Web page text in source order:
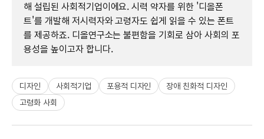
해 설립된 사회적기업이에요. 시력 약자를 위한 '디올폰
트'를 개발해 저시력자와 고령자도 쉽게 읽을 수 있는 폰트
를 제공하죠. 디올연구소는 불편함을 기회로 삼아 사회의 포
용성을 높이고자 합니다.
디자인 사회적기업 포용적 디자인
장애 친화적 디자인
고령화 사회